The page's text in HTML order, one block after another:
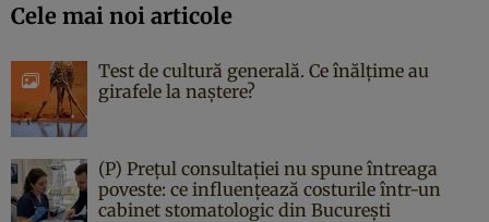
Cele mai noi articole
Test de cultură generală. Ce înălțime au
girafele la naștere?
(P) Prețul consultației nu spune întreaga
poveste: ce influențează costurile într-un
cabinet stomatologic din București